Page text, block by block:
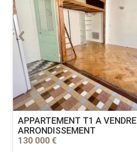
APPARTEMENT T1 A VENDRE
ARRONDISSEMENT
130 000 €